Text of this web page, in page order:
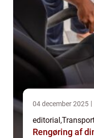
04 december 2025
editorial,
Rengøring af